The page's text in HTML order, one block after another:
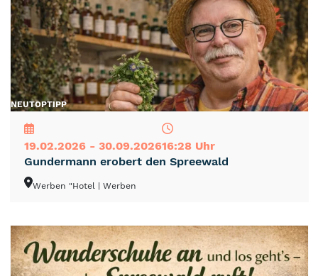
NEUTOPTIPP
19.02.2026 - 30.09.202616:28 Uhr
Gundermann erobert den Spreewald
Werben "Hotel | Werben